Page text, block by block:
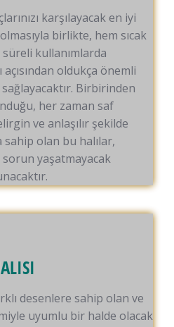
karşılayacak en iyi
birlikte, hem sıcak
kullanımlarda
oldukça önemli
Birbirinden
her zaman saf
ve anlaşılır şekilde
sahip olan bu halılar,
yaşatmayacak
desenlere sahip olan ve
uyumlu bir halde olacak